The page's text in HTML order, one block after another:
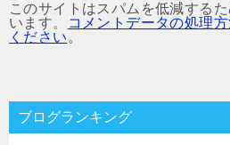
このサイトはスパムを低減する
います。
コメントデータの処理
ください 。
ブログランキング